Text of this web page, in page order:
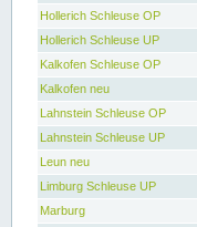
Hollerich Schleuse OP
Hollerich Schleuse UP
Kalkofen Schleuse OP
Kalkofen neu
Lahnstein Schleuse OP
Lahnstein Schleuse UP
Leun neu
Limburg Schleuse UP
Marburg